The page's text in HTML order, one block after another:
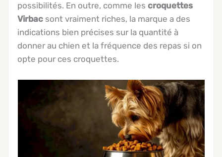
possibilités. En outre, comme lescroquettes
Virbac sont vraiment riches, la marque a des
indications bien précises sur la quantité à
donner au chien et la fréquence des repas si on
opte pour ces croquettes.